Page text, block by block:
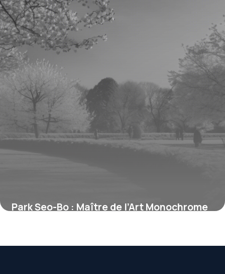
15 juin 2026
Park Seo-Bo : Maître de l’Art Monochrome